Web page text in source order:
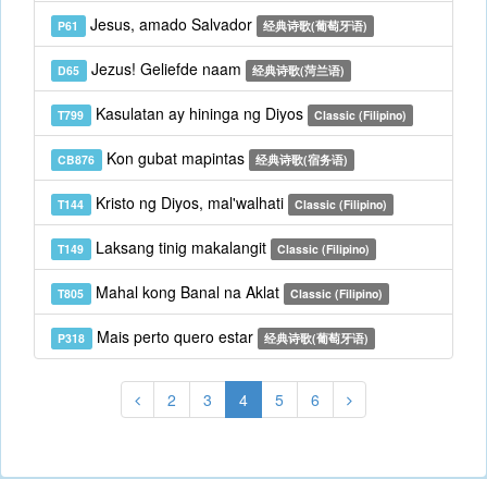
P61 Jesus, amado Salvador 经典诗歌(葡萄牙语)
D65 Jezus! Geliefde naam 经典诗歌(菏兰语)
T799 Kasulatan ay hininga ng Diyos Classic (Filipino)
CB876 Kon gubat mapintas 经典诗歌(宿务语)
T144 Kristo ng Diyos, mal'walhati Classic (Filipino)
T149 Laksang tinig makalangit Classic (Filipino)
T805 Mahal kong Banal na Aklat Classic (Filipino)
P318 Mais perto quero estar 经典诗歌(葡萄牙语)
2 3 4 5 6